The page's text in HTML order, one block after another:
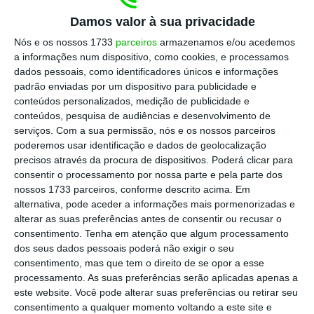
Damos valor à sua privacidade
Nós e os nossos 1733 parceiros armazenamos e/ou acedemos
a informações num dispositivo, como cookies, e processamos
dados pessoais, como identificadores únicos e informações
padrão enviadas por um dispositivo para publicidade e
conteúdos personalizados, medição de publicidade e
conteúdos, pesquisa de audiências e desenvolvimento de
serviços. Com a sua permissão, nós e os nossos parceiros
poderemos usar identificação e dados de geolocalização
precisos através da procura de dispositivos. Poderá clicar para
consentir o processamento por nossa parte e pela parte dos
nossos 1733 parceiros, conforme descrito acima. Em
alternativa, pode aceder a informações mais pormenorizadas e
alterar as suas preferências antes de consentir ou recusar o
consentimento. Tenha em atenção que algum processamento
dos seus dados pessoais poderá não exigir o seu
consentimento, mas que tem o direito de se opor a esse
processamento. As suas preferências serão aplicadas apenas a
este website. Você pode alterar suas preferências ou retirar seu
consentimento a qualquer momento voltando a este site e